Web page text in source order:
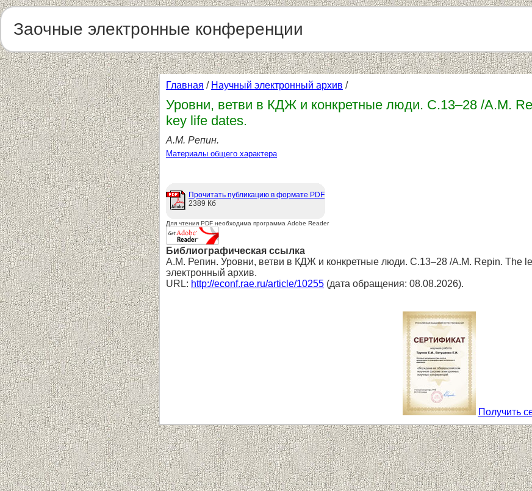
Заочные электронные конференции
Главная / Научный электронный архив /
Уровни, ветви в КДЖ и конкретные люди. С.13–28 /A.M.
key life dates.
А.М. Репин.
Материалы общего характера
Прочитать публикацию в формате PDF
2389 Кб
Для чтения PDF необходима программа Adobe Reader
Библиографическая ссылка
А.М. Репин. Уровни, ветви в КДЖ и конкретные люди. С.13–28 /A.M. Repin. The
электронный архив.
URL: http://econf.rae.ru/article/10255 (дата обращения: 08.08.2026).
Получить